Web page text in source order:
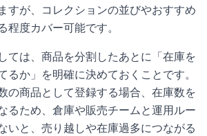
すが、コレクションの並びやおすすめ
度カバー可能です。
ては、商品を分割したあとに「在庫を
るか」を明確に決めておくことです。
の商品として登録する場合、在庫数を
るため、倉庫や販売チームと運用ルー
いと、売り越しや在庫過多につながる